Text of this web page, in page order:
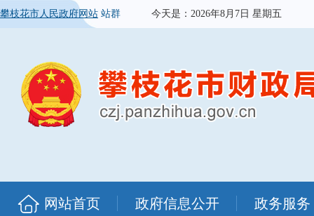
攀枝花市人民政府网站 站群 今天是： 2026年8月7日 星期五
网站首页 政府信息公开 政务服务